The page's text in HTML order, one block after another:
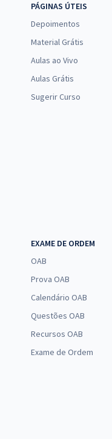
PÁGINAS ÚTEIS
Depoimentos
Material Grátis
Aulas ao Vivo
Aulas Grátis
Sugerir Curso
EXAME DE ORDEM
OAB
Prova OAB
Calendário OAB
Questões OAB
Recursos OAB
Exame de Ordem